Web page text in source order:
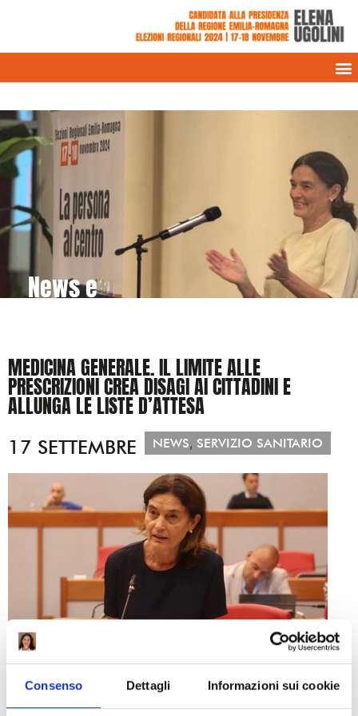
Consenso Dettagli Informazioni sui cookie
News e
MEDICINA GENERALE. IL LIMITE ALLE
PRESCRIZIONI CREA DISAGI AI CITTADINI E
ALLUNGA LE LISTE D’ATTESA
17 SETTEMBRE NEWS, SERVIZIO SANITARIO
alcuni esami diagnostici di uso comune, ora riservati agli
specialisti.